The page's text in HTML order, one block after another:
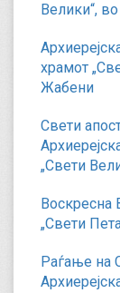
Велики“,
храмот
Жабени
Свети
„Свети
Воскресна
„Свети
Раѓање на